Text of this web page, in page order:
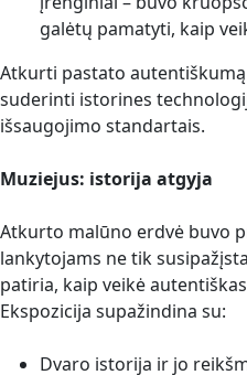
galėtų pamatyti, kaip
Atkurti pastato
suderinti istorines
išsaugojimo standartais.
Muziejus: istorija atgyja
Atkurto malūno erdvė buvo
lankytojams ne tik
patiria, kaip veikė
Ekspozicija supažindina su:
Dvaro istorija ir jo